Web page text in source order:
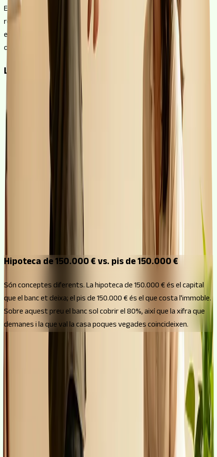
El termini que triïs canvia molt la foto: pots tenir una quota més
relaxada però pagar més interessos, o estrènyer-te cada mes i
estalviar al final. Aquestes són estimacions orientatives, no una
oferta tancada.
La teva quota segons el termini
A 30 anys és l'opció que tria gairebé tothom: amb un tipus
del 2,8%, la quota es queda cap als 616 € al mes. Còmoda
de pagar, però també la que més interessos acumula: al
voltant de 71.900 € en tot el préstec.
A 25 anys la quota es mou cap als 696 € al mes. És un bon
punt mitjà: encara és assumible i ja retalles els interessos
fins als 58.700 € aproximadament.
A 20 anys parlem d'uns 817 € al mes. L'esforç mensual creix,
però el cost total en interessos baixa fins als 46.100 €.
A 10 anys la quota s'enfila fins als 1.435 € al mes, una xifra
exigent. A canvi, és de llarg la més barata: amb prou feines
uns 22.200 € en interessos.
Hipoteca de 150.000 € vs. pis de 150.000 €
Són conceptes diferents. La hipoteca de 150.000 € és el capital
que el banc et deixa; el pis de 150.000 € és el que costa l'immoble.
Sobre aquest preu el banc sol cobrir el 80%, així que la xifra que
demanes i la que val la casa poques vegades coincideixen.
Quina quota té un pis de 150.000 euros
segons el finançament
La quota d'un pis de 150.000 € depèn de quant et financi el banc.
Amb el 80% habitual demanaries 120.000 € i la resta (uns 30.000
€ més despeses) la posaries d'entrada; si arribes al 100%,
demanes els 150.000 € sencers però la quota i les exigències
pugen. Aquí tens les tres opcions calculades a 30 anys.